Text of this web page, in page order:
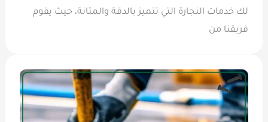
لك خدمات النجارة التي تتميز بالدقة والمتانة، حيث يقوم
فريقنا من